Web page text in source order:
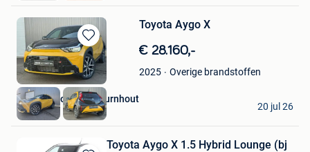
Bewaren
in
Mijn
Favorieten
Toyota Aygo X
€ 28.160,-
2025 Overige brandstoffen
Hedin Automotive Turnhout
Turnhout
20 jul 26
Toyota Aygo X 1.5 Hybrid Lounge (bj